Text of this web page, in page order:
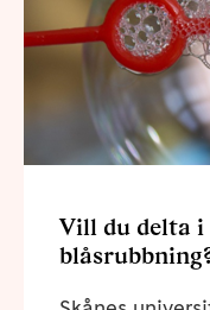
Vill du delta i